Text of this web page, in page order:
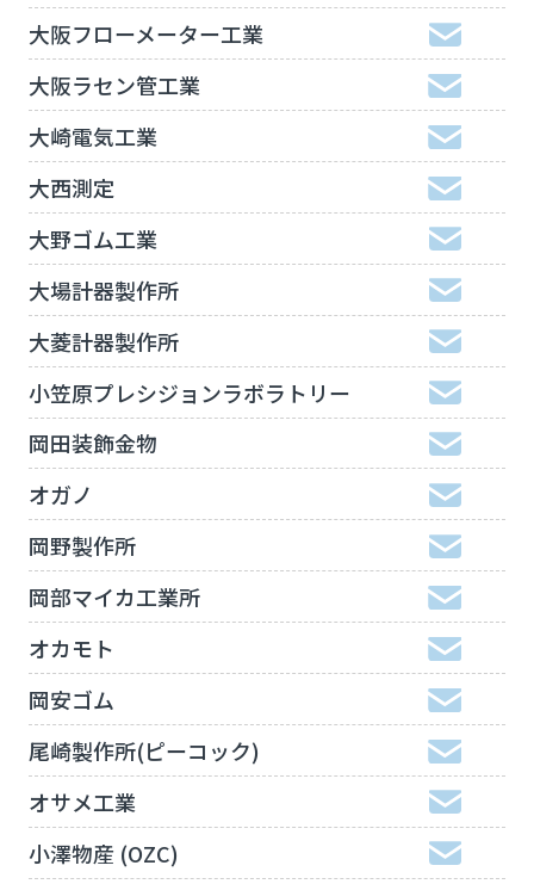
大阪フローメーター工業
大阪ラセン管工業
大崎電気工業
大西測定
大野ゴム工業
大場計器製作所
大菱計器製作所
小笠原プレシジョンラボラトリー
岡田装飾金物
オガノ
岡野製作所
岡部マイカ工業所
オカモト
岡安ゴム
尾崎製作所(ピーコック)
オサメ工業
小澤物産 (OZC)